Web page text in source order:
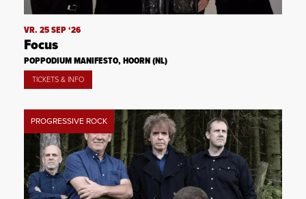
VR. 25 SEP ‘26
Focus
POPPODIUM MANIFESTO, HOORN (NL)
TICKETS & INFO
PROGRESSIVE ROCK